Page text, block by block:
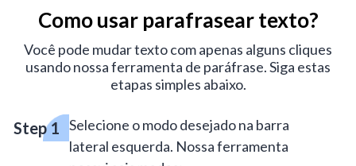
Como usar parafrasear texto?
Você pode mudar texto com apenas alguns cliques
usando nossa ferramenta de paráfrase. Siga estas
etapas simples abaixo.
Selecione o modo desejado na barra
lateral esquerda. Nossa ferramenta